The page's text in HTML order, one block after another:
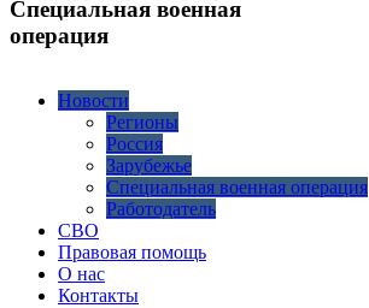
Специальная военная
операция
Новости
Регионы
Россия
Зарубежье
Специальная военная операция
Работодатель
СВО
Правовая помощь
О нас
Контакты